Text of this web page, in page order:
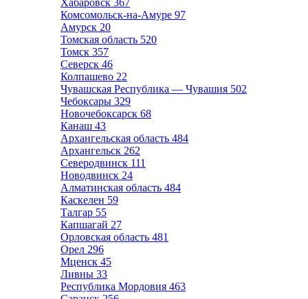
Хабаровск 367
Комсомольск-на-Амуре 97
Амурск 20
Томская область 520
Томск 357
Северск 46
Колпашево 22
Чувашская Республика — Чувашия 502
Чебоксары 329
Новочебоксарск 68
Канаш 43
Архангельская область 484
Архангельск 262
Северодвинск 111
Новодвинск 24
Алматинская область 484
Каскелен 59
Талгар 55
Капшагай 27
Орловская область 481
Орел 296
Мценск 45
Ливны 33
Республика Мордовия 463